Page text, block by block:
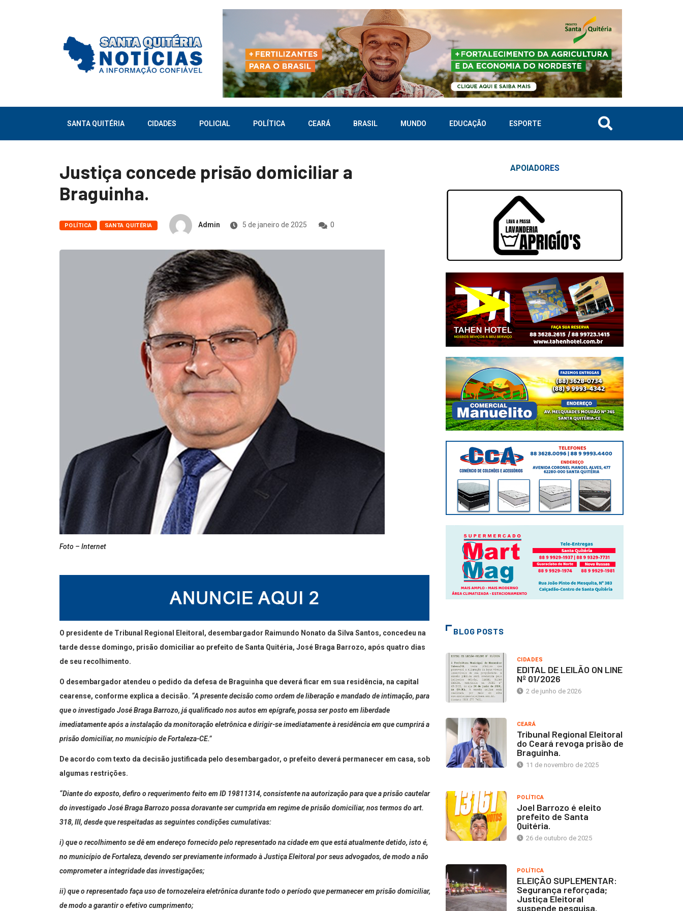
SANTA QUITÉRIA CIDADES POLICIAL POLÍTICA CEARÁ BRASIL MUNDO EDUCAÇÃO ESPORTE
Justiça concede prisão domiciliar a
Braguinha.
POLÍTICA SANTA QUITÉRIA Admin 5 de janeiro de 2025 0
Foto – Internet
O presidente de Tribunal Regional Eleitoral, desembargador Raimundo Nonato da Silva Santos, concedeu na
tarde desse domingo, prisão domiciliar ao prefeito de Santa Quitéria, José Braga Barrozo, após quatro dias
de seu recolhimento.
O desembargador atendeu o pedido da defesa de Braguinha que deverá ficar em sua residência, na capital
cearense, conforme explica a decisão. “A presente decisão como ordem de liberação e mandado de intimação, para
que o investigado José Braga Barrozo, já qualificado nos autos em epígrafe, possa ser posto em liberdade
imediatamente após a instalação da monitoração eletrônica e dirigir-se imediatamente à residência em que cumprirá a
prisão domiciliar, no município de Fortaleza-CE.”
De acordo com texto da decisão justificada pelo desembargador, o prefeito deverá permanecer em casa, sob
algumas restrições.
“Diante do exposto, defiro o requerimento feito em ID 19811314, consistente na autorização para que a prisão cautelar
do investigado José Braga Barrozo possa doravante ser cumprida em regime de prisão domiciliar, nos termos do art.
318, III, desde que respeitadas as seguintes condições cumulativas:
i) que o recolhimento se dê em endereço fornecido pelo representado na cidade em que está atualmentedetido, isto é,
no município de Fortaleza, devendo ser previamente informado à Justiça Eleitoral por seusadvogados, de modo a não
comprometer a integridade das investigações;
ii) que o representado faça uso de tornozeleira eletrônica durante todo o período que permanecer em prisãodomiciliar,
de modo a garantir o efetivo cumprimento;
APOIADORES
BLOG POSTS
CIDADES
EDITAL DE LEILÃO ON LINE
Nº 01/2026
2 de junho de 2026
CEARÁ
Tribunal Regional Eleitoral
do Ceará revoga prisão de
Braguinha.
11 de novembro de 2025
POLÍTICA
Joel Barrozo é eleito
prefeito de Santa
Quitéria.
26 de outubro de 2025
POLÍTICA
ELEIÇÃO SUPLEMENTAR:
Segurança reforçada;
Justiça Eleitoral
suspende pesquisa.